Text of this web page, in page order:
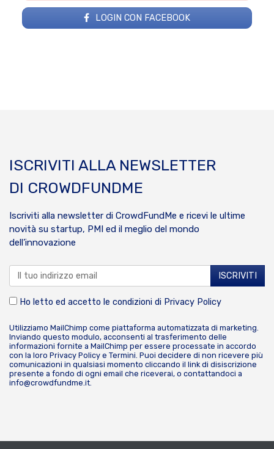
LOGIN CON FACEBOOK
ISCRIVITI ALLA NEWSLETTER
DI CROWDFUNDME
Iscriviti alla newsletter di CrowdFundMe e ricevi le ultime
novità su startup, PMI ed il meglio del mondo
dell’innovazione
Ho letto ed accetto le condizioni di Privacy Policy
Utilizziamo MailChimp come piattaforma automatizzata di marketing.
Inviando questo modulo, acconsenti al trasferimento delle
informazioni fornite a MailChimp per essere processate in accordo
con la loro Privacy Policy e Termini. Puoi decidere di non ricevere più
comunicazioni in qualsiasi momento cliccando il link di disiscrizione
presente a fondo di ogni email che riceverai, o contattandoci a
info@crowdfundme.it.